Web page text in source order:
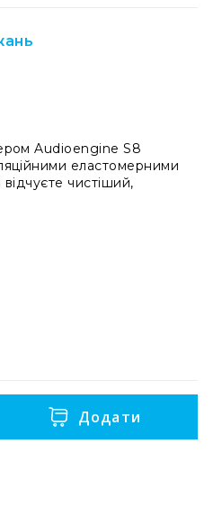
Audioengine S8
еластомерними
чистіший,
Додати